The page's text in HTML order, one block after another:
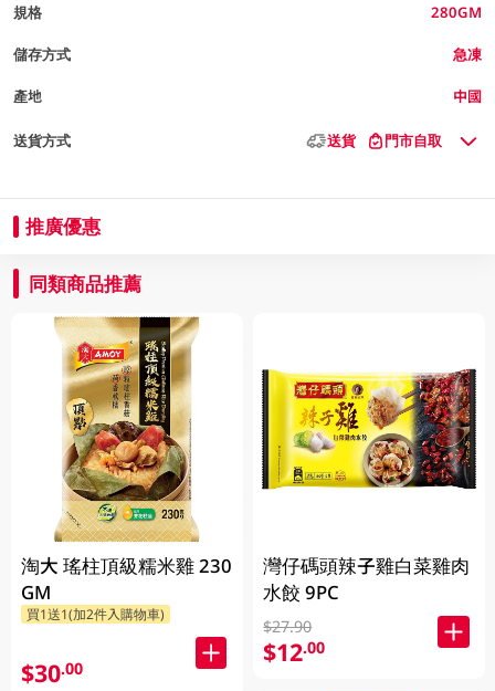
規格 280GM
儲存方式 急凍
產地 中國
送貨方式 送貨 門市自取
推廣優惠
同類商品推薦
淘大 瑤柱頂級糯米雞 230
GM
買1送1(加2件入購物車)
$30.00
灣仔碼頭辣子雞白菜雞肉
水餃 9PC
$27.90
$12.00